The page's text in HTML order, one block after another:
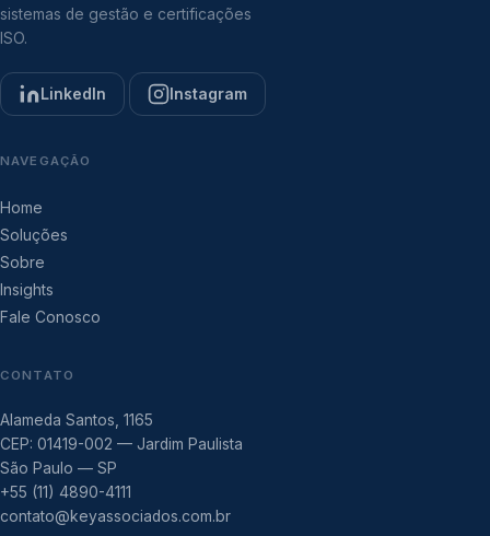
sistemas de gestão e certificações
ISO.
LinkedIn Instagram
NAVEGAÇÃO
Home
Soluções
Sobre
Insights
Fale Conosco
CONTATO
Alameda Santos, 1165
CEP: 01419-002 — Jardim Paulista
São Paulo — SP
+55 (11) 4890-4111
contato@keyassociados.com.br